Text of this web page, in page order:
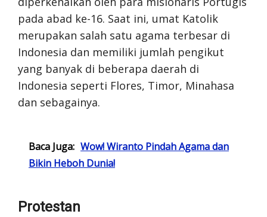
pada abad ke-16. Saat ini, umat Katolik
merupakan salah satu agama terbesar di
Indonesia dan memiliki jumlah pengikut
yang banyak di beberapa daerah di
Indonesia seperti Flores, Timor, Minahasa
dan sebagainya.
Baca Juga: Wow! Wiranto Pindah Agama dan
Bikin Heboh Dunia!
Protestan